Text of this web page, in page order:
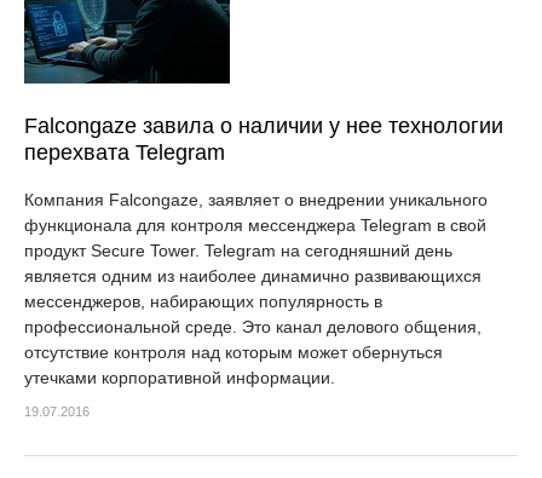
Falcongaze завила о наличии у нее технологии
перехвата Telegram
Компания Falcongaze, заявляет о внедрении уникального
функционала для контроля мессенджера Telegram в свой
продукт Secure Tower. Telegram на сегодняшний день
является одним из наиболее динамично развивающихся
мессенджеров, набирающих популярность в
профессиональной среде. Это канал делового общения,
отсутствие контроля над которым может обернуться
утечками корпоративной информации.
19.07.2016